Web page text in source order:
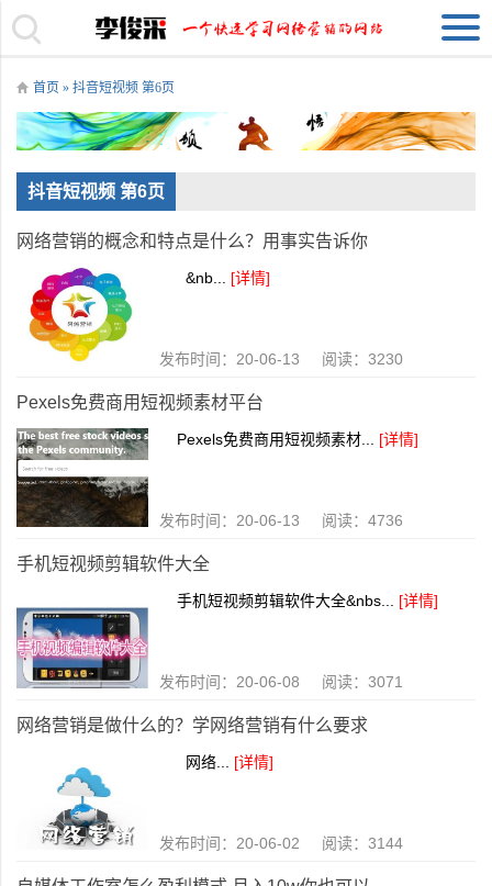
首页 » 抖音短视频 第6页
抖音短视频 第6页
网络营销的概念和特点是什么？用事实告诉你
&nb... [详情]
发布时间：20-06-13 阅读：3230
Pexels免费商用短视频素材平台
Pexels免费商用短视频素材... [详情]
发布时间：20-06-13 阅读：4736
手机短视频剪辑软件大全
手机短视频剪辑软件大全&nbs... [详情]
发布时间：20-06-08 阅读：3071
网络营销是做什么的？学网络营销有什么要求
网络... [详情]
发布时间：20-06-02 阅读：3144